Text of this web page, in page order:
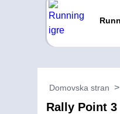
Domovska stran
Rally Point 3